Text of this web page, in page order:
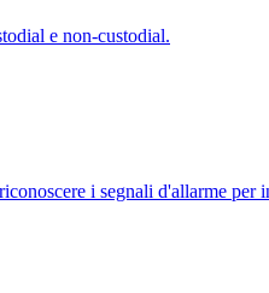
e non-custodial.
i segnali d'allarme per